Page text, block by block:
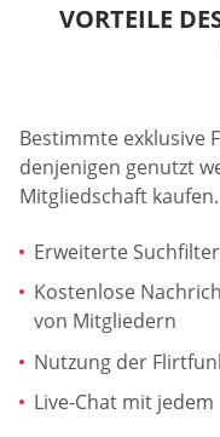
VORTEILE
Bestimmte exklusive
denjenigen genutzt
Mitgliedschaft
Erweiterte Suchfilter
Kostenlose
von Mitgliedern
Nutzung der
Live-Chat mit jedem